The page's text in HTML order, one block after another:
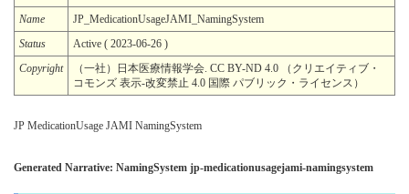
Name
JP_MedicationUsageJAMI_NamingSystem
Status
Active ( 2023-06-26 )
Copyright
（一社）日本医療情報学会. CC BY-ND 4.0 （クリエイティブ・
コモンズ 表示-改変禁止 4.0 国際 パブリック・ライセンス）
JP MedicationUsage JAMI NamingSystem
Generated Narrative: NamingSystem jp-medicationusagejami-namingsystem